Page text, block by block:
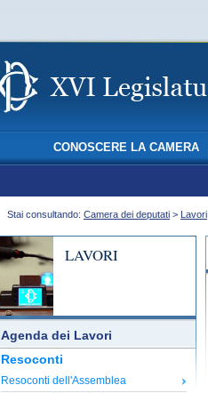
CONOSCERE LA CAMERA
Stai consultando: Camera dei deputati > Lavori
LAVORI
Agenda dei Lavori
Resoconti
Resoconti dell'Assemblea